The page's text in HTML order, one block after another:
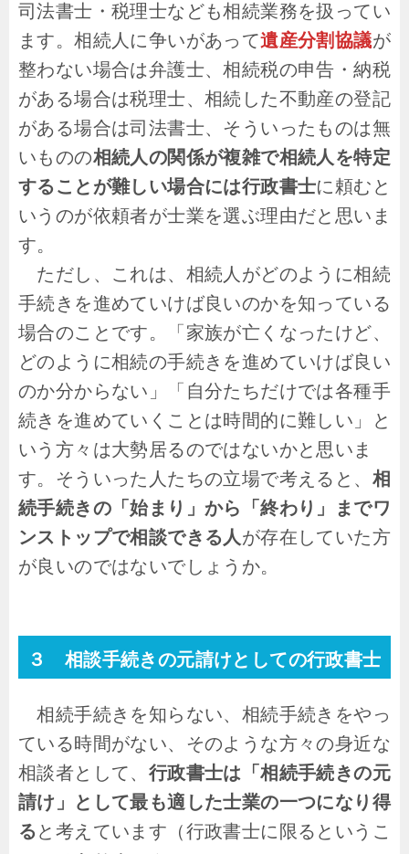
司法書士・税理士なども相続業務を扱ってい
ます。相続人に争いがあって遺産分割協議が
整わない場合は弁護士、相続税の申告・納税
がある場合は税理士、相続した不動産の登記
がある場合は司法書士、そういったものは無
いものの相続人の関係が複雑で相続人を特定
することが難しい場合には行政書士に頼むと
いうのが依頼者が士業を選ぶ理由だと思いま
す。
ただし、これは、相続人がどのように相続
手続きを進めていけば良いのかを知っている
場合のことです。「家族が亡くなったけど、
どのように相続の手続きを進めていけば良い
のか分からない」「自分たちだけでは各種手
続きを進めていくことは時間的に難しい」と
いう方々は大勢居るのではないかと思いま
す。そういった人たちの立場で考えると、 相
続手続きの「始まり」から「終わり」までワ
ンストップで相談できる人 が存在していた方
が良いのではないでしょうか。
３ 相談手続きの元請けとしての行政書士
相続手続きを知らない、相続手続きをやっ
ている時間がない、そのような方々の身近な
相談者として、 行政書士は「相続手続きの元
請け」として最も適した士業の一つになり得
る と考えています（行政書士に限るというこ